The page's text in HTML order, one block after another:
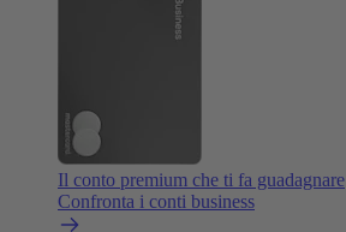
Il conto premium che ti fa guadagnare
Confronta i conti business